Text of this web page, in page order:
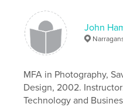
Monochrome
iPhone
John
MFA in Photography,
Design, 2002.
Technology and